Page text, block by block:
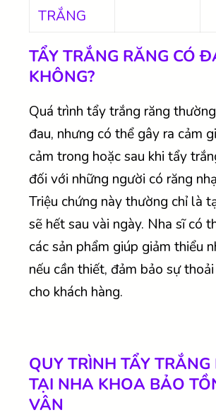
TRẮNG
TẨY TRẮNG RĂNG CÓ
KHÔNG?
Quá trình tẩy trắng răng
đau, nhưng có thể gây ra cảm
cảm trong hoặc sau khi tẩy
đối với những người có răng
Triệu chứng này thường chỉ là
sẽ hết sau vài ngày. Nha sĩ có
các sản phẩm giúp giảm thiểu
nếu cần thiết, đảm bảo sự
cho khách hàng.
QUY TRÌNH TẨY TRẮNG
TẠI NHA KHOA BẢO
VÂN